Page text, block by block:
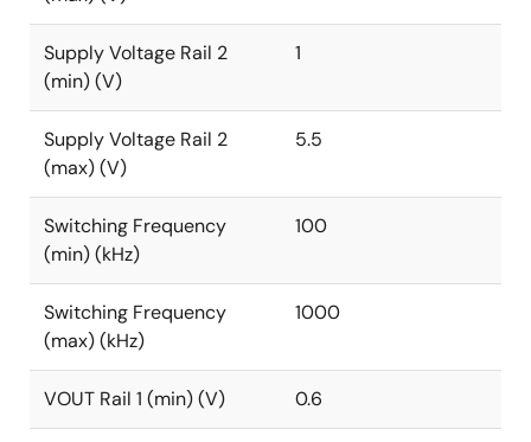
Supply Voltage Rail 2
(min) (V)
1
Supply Voltage Rail 2
(max) (V)
5.5
Switching Frequency
(min) (kHz)
100
Switching Frequency
(max) (kHz)
1000
VOUT Rail 1 (min) (V) 0.6